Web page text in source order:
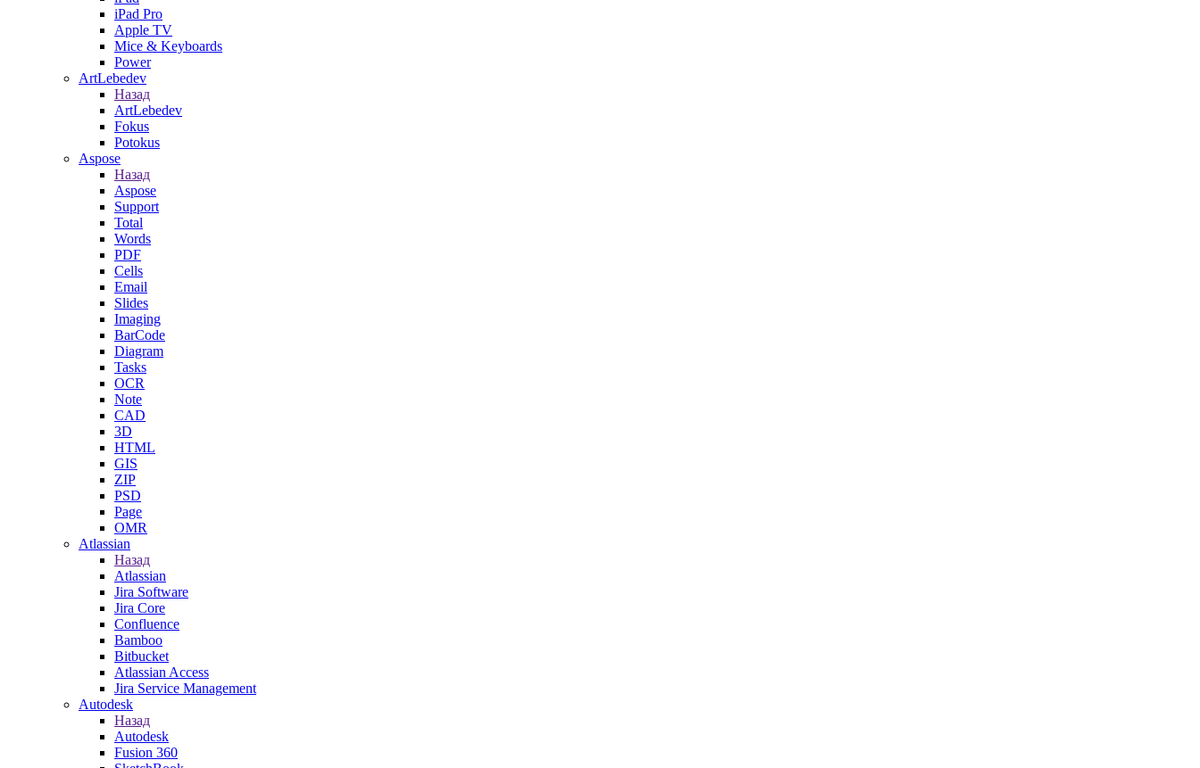
iPad Pro
Apple TV
Mice & Keyboards
Power
ArtLebedev
Назад
ArtLebedev
Fokus
Potokus
Aspose
Назад
Aspose
Support
Total
Words
PDF
Cells
Email
Slides
Imaging
BarCode
Diagram
Tasks
OCR
Note
CAD
3D
HTML
GIS
ZIP
PSD
Page
OMR
Atlassian
Назад
Atlassian
Jira Software
Jira Core
Confluence
Bamboo
Bitbucket
Atlassian Access
Jira Service Management
Autodesk
Назад
Autodesk
Fusion 360